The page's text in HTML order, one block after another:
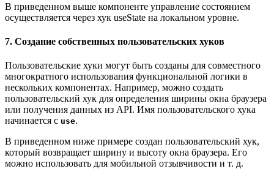
В приведенном выше компоненте управление состоянием
осуществляется через хук useState на локальном уровне.
7. Создание собственных пользовательских хуков
Пользовательские хуки могут быть созданы для совместного
многократного использования функциональной логики в
нескольких компонентах. Например, можно создать
пользовательский хук для определения ширины окна браузера
или получения данных из API. Имя пользовательского хука
начинается с use.
В приведенном ниже примере создан пользовательский хук,
который возвращает ширину и высоту окна браузера. Его
можно использовать для мобильной отзывчивости и т. д.